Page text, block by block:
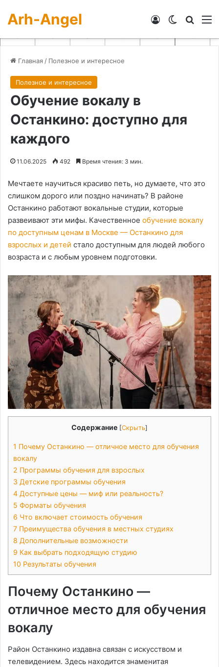
Arh-Angel Switch skin
Войти
Главная / Полезное и интересное
Полезное и интересное
Обучение вокалу в
Останкино: доступно для
каждого
11.06.2025 492 Время чтения: 3 мин.
Мечтаете научиться красиво петь, но думаете, что это
слишком дорого или поздно начинать? В районе
Останкино работают вокальные студии, которые
развеивают эти мифы. Качественное обучение вокалу
по доступным ценам в Москве — Останкино для
взрослых и детей стало доступным для людей любого
возраста и с любым уровнем подготовки.
Содержание [Скрыть]
1 Почему Останкино — отличное место для обучения
вокалу
2 Программы обучения для взрослых
3 Детские программы обучения
4 Доступные цены — миф или реальность?
5 Форматы обучения
6 Что включает стоимость обучения
7 Преимущества обучения в местных студиях
8 Дополнительные возможности
9 Как выбрать подходящую студию
10 Результаты обучения
Почему Останкино —
отличное место для обучения
вокалу
Район Останкино издавна связан с искусством и
телевидением. Здесь находится знаменитая